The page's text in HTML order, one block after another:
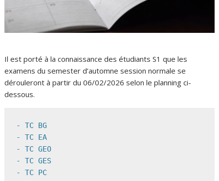
Il est porté à la connaissance des étudiants S1 que les
examens du semester d’automne session normale se
dérouleront à partir du 06/02/2026 selon le planning ci-
dessous.
- TC BG
- TC EA
- TC GEO
- TC GES
- TC PC